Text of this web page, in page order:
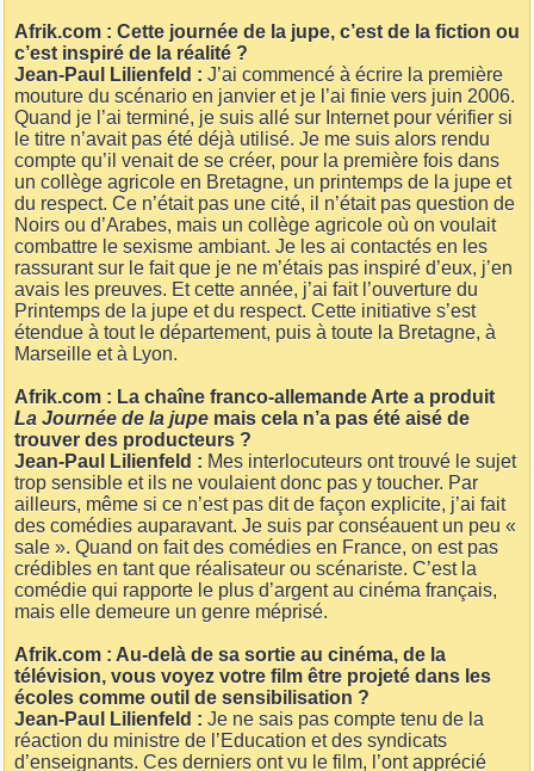
Afrik.com : Cette journée de la jupe, c’est de la fiction ou
c’est inspiré de la réalité ?
Jean-Paul Lilienfeld : J’ai commencé à écrire la première
mouture du scénario en janvier et je l’ai finie vers juin 2006.
Quand je l’ai terminé, je suis allé sur Internet pour vérifier si
le titre n’avait pas été déjà utilisé. Je me suis alors rendu
compte qu’il venait de se créer, pour la première fois dans
un collège agricole en Bretagne, un printemps de la jupe et
du respect. Ce n’était pas une cité, il n’était pas question de
Noirs ou d’Arabes, mais un collège agricole où on voulait
combattre le sexisme ambiant. Je les ai contactés en les
rassurant sur le fait que je ne m’étais pas inspiré d’eux, j’en
avais les preuves. Et cette année, j’ai fait l’ouverture du
Printemps de la jupe et du respect. Cette initiative s’est
étendue à tout le département, puis à toute la Bretagne, à
Marseille et à Lyon.
Afrik.com : La chaîne franco-allemande Arte a produit
La Journée de la jupe mais cela n’a pas été aisé de
trouver des producteurs ?
Jean-Paul Lilienfeld : Mes interlocuteurs ont trouvé le sujet
trop sensible et ils ne voulaient donc pas y toucher. Par
ailleurs, même si ce n’est pas dit de façon explicite, j’ai fait
des comédies auparavant. Je suis par conséauent un peu «
sale ». Quand on fait des comédies en France, on est pas
crédibles en tant que réalisateur ou scénariste. C’est la
comédie qui rapporte le plus d’argent au cinéma français,
mais elle demeure un genre méprisé.
Afrik.com : Au-delà de sa sortie au cinéma, de la
télévision, vous voyez votre film être projeté dans les
écoles comme outil de sensibilisation ?
Jean-Paul Lilienfeld : Je ne sais pas compte tenu de la
réaction du ministre de l’Education et des syndicats
d’enseignants. Ces derniers ont vu le film, l’ont apprécié